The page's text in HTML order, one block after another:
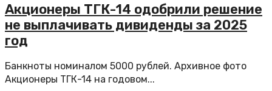
Акционеры ТГК-14 одобрили решение
не выплачивать дивиденды за 2025
год
Банкноты номиналом 5000 рублей. Архивное фото
Акционеры ТГК-14 на годовом...